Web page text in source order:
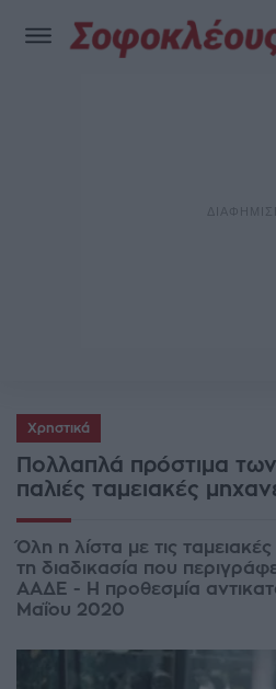
Χρηστικά
Πολλαπλά πρόστιμα
παλιές ταμειακές
Όλη η λίστα με τις
τη διαδικασία που
ΑΑΔΕ - Η προθεσμία
Μαΐου 2020